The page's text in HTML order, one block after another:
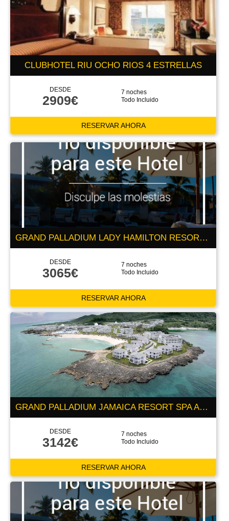
CLUBHOTEL RIU OCHO RIOS 4 ESTRELLAS
DESDE
2909€
7 noches
Todo Incluido
RESERVAR AHORA
GRAND PALLADIUM LADY HAMILTON RESORT & SPA ALL INCLUSIVE 5 ESTRELLAS
DESDE
3065€
7 noches
Todo Incluido
RESERVAR AHORA
GRAND PALLADIUM JAMAICA RESORT SPA ALL INCLUSIVE 5 ESTRELLAS
DESDE
3142€
7 noches
Todo Incluido
RESERVAR AHORA